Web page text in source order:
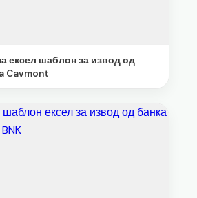
ексел шаблон за извод од
Cavmont